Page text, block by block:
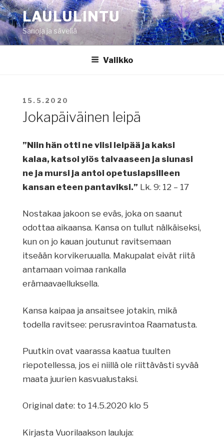
Siirry
sisältöönLAULULINTU
Sanoja ja säveliä
Valikko
JULKAISTU
15.5.2020
Jokapäiväinen leipä
”Niin hän otti ne viisi leipää ja kaksi
kalaa, katsoi ylös taivaaseen ja siunasi
ne ja mursi ja antoi opetuslapsilleen
kansan eteen pantaviksi.” Lk. 9: 12 – 17
Nostakaa jakoon se eväs, joka on saanut
odottaa aikaansa. Kansa on tullut nälkäiseksi,
kun on jo kauan joutunut ravitsemaan
itseään korvikeruualla. Makupalat eivät riitä
antamaan voimaa rankalla
erämaavaelluksella.
Kansa kaipaa ja ansaitsee jotakin, mikä
todella ravitsee: perusravintoa Raamatusta.
Puutkin ovat vaarassa kaatua tuulten
riepotellessa, jos ei niillä ole riittävästi syvää
maata juurien kasvualustaksi.
Original date: to 14.5.2020 klo 5
Kirjasta Vuorilaakson lauluja: